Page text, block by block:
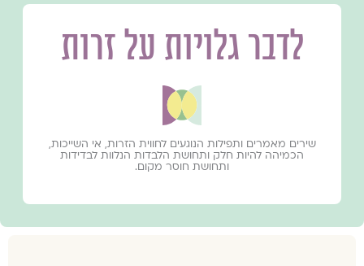
לדבר גלויות על זרות
שירים מאמרים ותפילות הנוגעים לחווית הזרות, אי השייכות,
הכמיהה להיות חלק ותחושת הלבדות הנלוות לבדידות
ותחושת חוסר מקום.